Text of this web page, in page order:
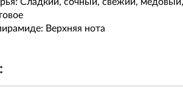
Сладкий, сочный, свежий,
Верхняя нота